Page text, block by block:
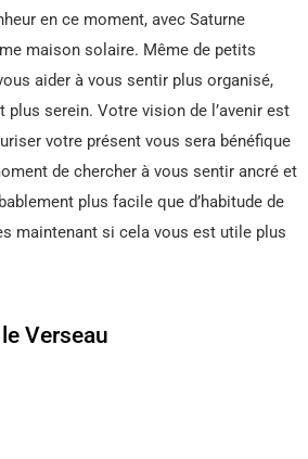
en ce moment, avec Saturne
maison solaire. Même de petits
aider à vous sentir plus organisé,
serein. Votre vision de l’avenir est
votre présent vous sera bénéfique
de chercher à vous sentir ancré et
plus facile que d’habitude de
maintenant si cela vous est utile plus
Verseau